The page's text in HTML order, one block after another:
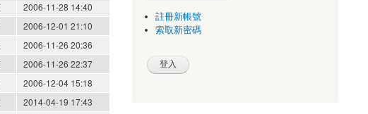
2006-11-28 14:40
2006-12-01 21:10
2006-11-26 20:36
2006-11-26 22:37
2006-12-04 15:18
2014-04-19 17:43
註冊新帳號
索取新密碼